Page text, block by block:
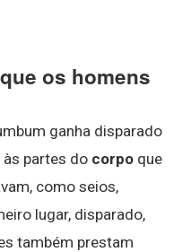
os homens
ganha disparado
partes do corpo que
como seios,
lugar, disparado,
também prestam